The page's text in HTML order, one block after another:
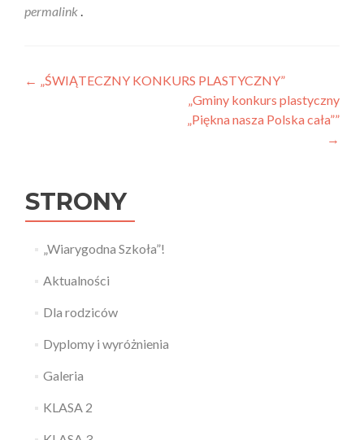
permalink .
Nawigacja wpisu
← „ŚWIĄTECZNY KONKURS PLASTYCZNY”
„Gminy konkurs plastyczny
„Piękna nasza Polska cała””
→
STRONY
„Wiarygodna Szkoła”!
Aktualności
Dla rodziców
Dyplomy i wyróżnienia
Galeria
KLASA 2